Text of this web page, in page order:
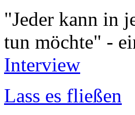
"Jeder kann in
tun möchte" -
Interview
Lass es fließen